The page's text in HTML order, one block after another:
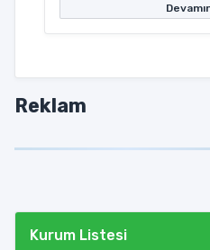
Reklam
Kurum Listesi